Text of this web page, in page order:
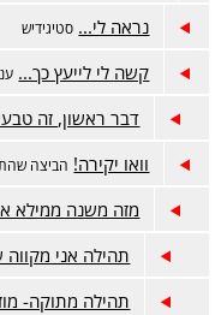
נראה לי... סטיגידיש
קשה לי לייעץ כך...
דבר ראשון, זה
וואו יקירה! הביצה
מזה משנה ממילא
תהילה אני
תהילה מתוקה-